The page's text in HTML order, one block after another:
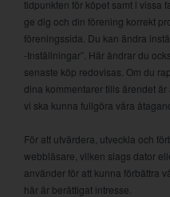
tidpunkten för köpet samt i vissa
ge dig och din förening korrekt
föreningssida. Du kan ändra
-Inställningar”. Här ändrar du
senaste köp redovisas. Om du
dina kommentarer tills ärendet
vi ska kunna fullgöra våra
För att utvärdera, utveckla och
webbläsare, vilken slags dator
använder för att kunna förbättra
här är berättigat intresse.